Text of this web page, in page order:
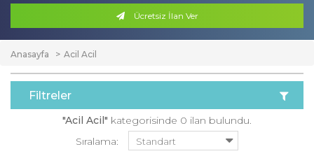
Ücretsiz İlan Ver
Anasayfa Acil Acil
Filtreler
"Acil Acil" kategorisinde 0 ilan bulundu.
Sıralama: